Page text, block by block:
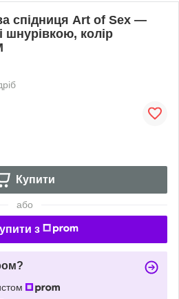
спідниця Art of Sex —
шнурівкою, колір
Купити
або
з